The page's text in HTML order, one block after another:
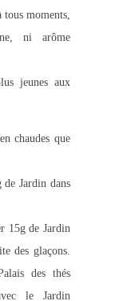
tous moments,
ni arôme
jeunes aux
chaudes que
Jardin dans
15g de Jardin
des glaçons.
des thés
le Jardin